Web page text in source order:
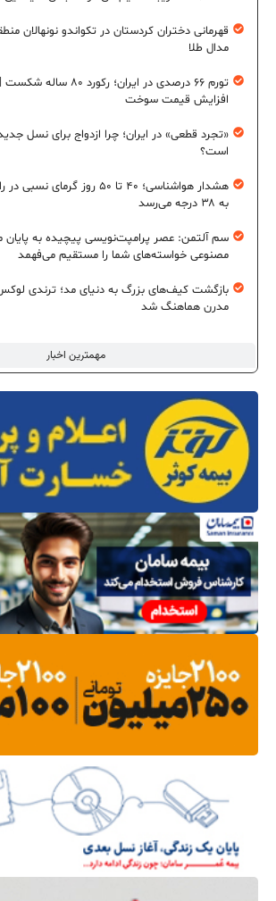
مهمترین اخبار
مدال طلا
تورم ۶۶ درصدی در ایران؛
افزایش قیمت سوخت
«تجرد قطعی» در ایران؛ چرا ازدواج برای نسل
است؟
هشدار هواشناسی؛ ۴۰ تا ۵۰ روز
به ۳۸ درجه می‌رسد
سم آلتمن: عصر پرامپت‌نویسی پیچیده به
مصنوعی خواسته‌های شما را مستقیم می‌فهمد
بازگشت کیف‌های بزرگ به دنیای مد؛ ترندی
مدرن هماهنگ شد